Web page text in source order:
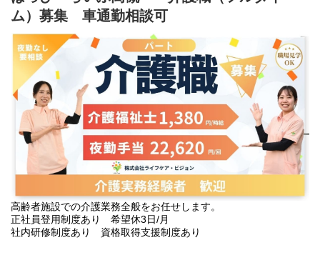
ム）募集 車通勤相談可
高齢者施設での介護業務全般をお任せします。
正社員登用制度あり 希望休3日/月
社内研修制度あり 資格取得支援制度あり